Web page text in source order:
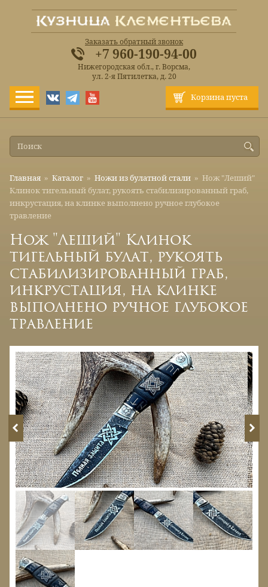
Корзина пуста
Заказать обратный звонок
+7 960-190-94-00
Нижегородская обл., г. Ворсма,
ул. 2-я Пятилетка, д. 20
Главная » Каталог » Ножи из булатной стали » Нож "Леший"
Клинок тигельный булат, рукоять стабилизированный граб,
инкрустация, на клинке выполнено ручное глубокое
травление
Нож "Леший" Клинок
тигельный булат, рукоять
стабилизированный граб,
инкрустация, на клинке
выполнено ручное глубокое
травление